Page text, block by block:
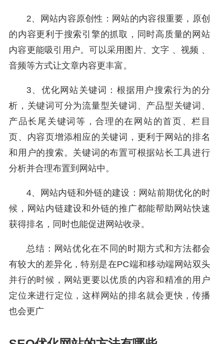
2、网站内容原创性：网站的内容很重要，原创
的内容更利于搜索引擎的抓取，同时高质量的网站
内容更能吸引用户。可以采用图片、文字 、视频 、
音频等方式让文章内容更丰富。
3、优化网站关键词：根据用户搜索行为的分
析，关键词可分为流量型关键词、产品型关键词、
产品长尾关键词等，合理的在网站的首页、栏目
页、内容页增添相应的关键词，更利于网站的排名
和用户的搜索。关键词的布置可根据站长工具进行
分析并合理布置到网站中。
4、网站内链和外链的建设：网站前期优化的时
候，网站内链建设和外链的推广都能帮助网站快速
获得排名，同时也能促进网站收录。
总结：网站优化在不同的时期方式和方法都会
有较大的差异化，特别是在PC端和移动端网站双头
并行的时候，网站更要以优质的内容和精准的用户
定位来进行定位，这样网站的排名就会更快，传播
也会更广